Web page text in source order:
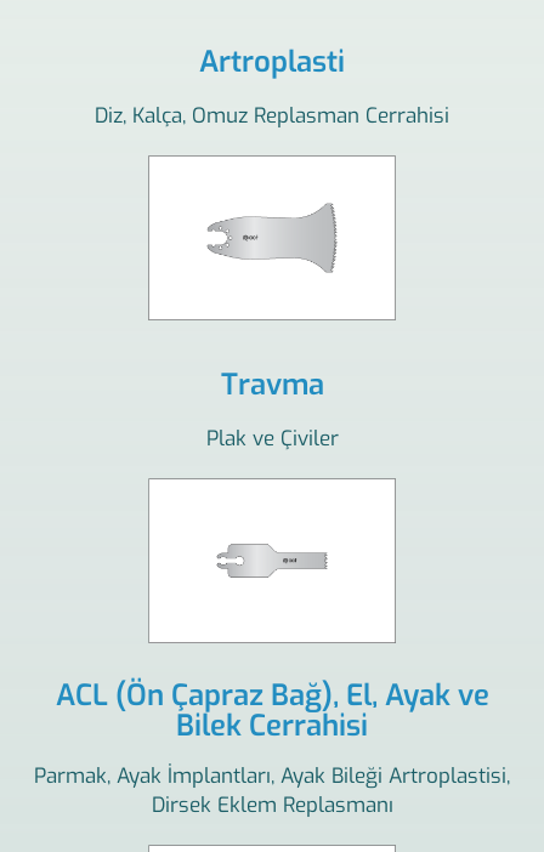
Artroplasti
Diz, Kalça, Omuz Replasman Cerrahisi
Travma
Plak ve Çiviler
ACL (Ön Çapraz Bağ), El, Ayak ve
Bilek Cerrahisi
Parmak, Ayak İmplantları, Ayak Bileği Artroplastisi,
Dirsek Eklem Replasmanı